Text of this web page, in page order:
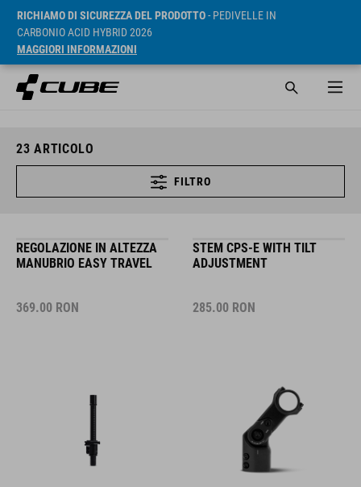
RICHIAMO DI SICUREZZA DEL PRODOTTO- PEDIVELLE IN
CARBONIO ACID HYBRID 2026
MAGGIORI INFORMAZIONI
23 ARTICOLO
FILTRO
REGOLAZIONE IN ALTEZZA
MANUBRIO EASY TRAVEL
369.00 RON
STEM CPS-E WITH TILT
ADJUSTMENT
285.00 RON